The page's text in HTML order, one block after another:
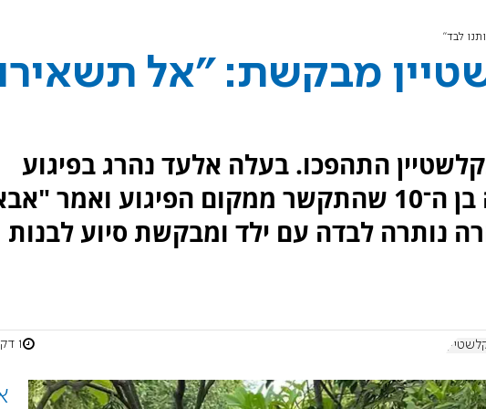
לבד"
מבקשת: "אל
התהפכו. בעלה אלעד נהרג בפיגוע
כשניסה להגן על בנו נווה בן ה־10 שהתקשר ממקום הפיגוע ואמר
נותרה לבדה עם ילד ומבקשת סיוע לבנות
1 דקות